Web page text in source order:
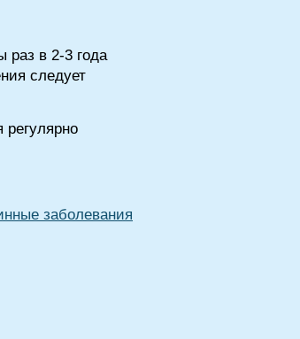
в 2-3 года
следует
заболевания